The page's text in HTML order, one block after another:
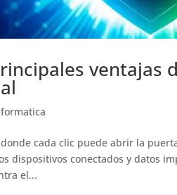
ventajas
cada clic puede abrir la
dispositivos conectados y datos
el...